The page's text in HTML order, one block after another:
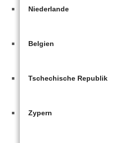
Niederlande
Belgien
Tschechische Republik
Zypern